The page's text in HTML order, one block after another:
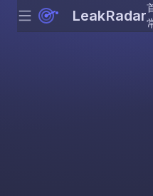
Menu LeakRadar